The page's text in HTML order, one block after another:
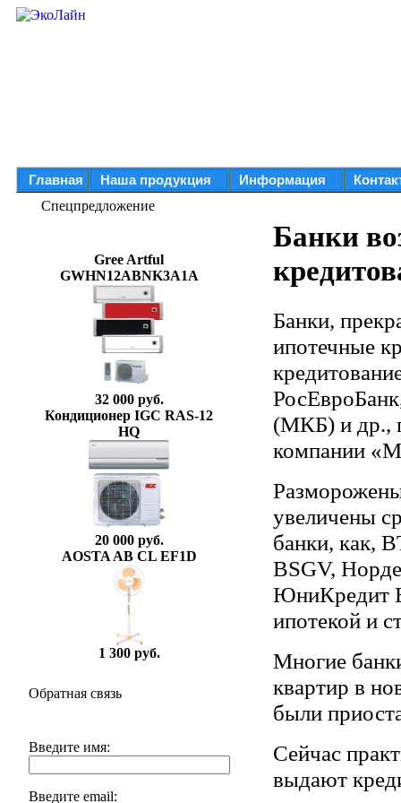
Главная Наша продукция Информация
Спецпредложение
Gree Artful
GWHN12ABNK3A1A
32 000 руб.
Кондиционер IGC RAS-12
HQ
20 000 руб.
AOSTA AB CL EF1D
1 300 руб.
Обратная связь
Введите имя:
Введите email:
Банки
Банки,
ипотечные
(МКБ) и др.,
компании
увеличены
банки, как,
BSGV,
ЮниКредит
ипотекой и
Многие
квартир в
были
Сейчас
выдают